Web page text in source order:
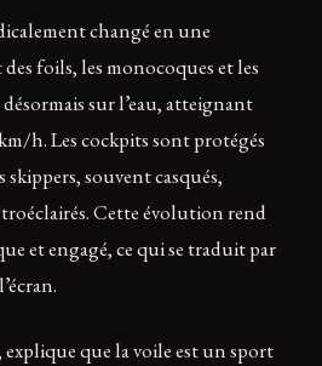
changé en une
foils, les monocoques et les
sur l’eau, atteignant
h. Les cockpits sont protégés
souvent casqués,
Cette évolution rend
et engagé, ce qui se traduit par
explique que la voile est un sport